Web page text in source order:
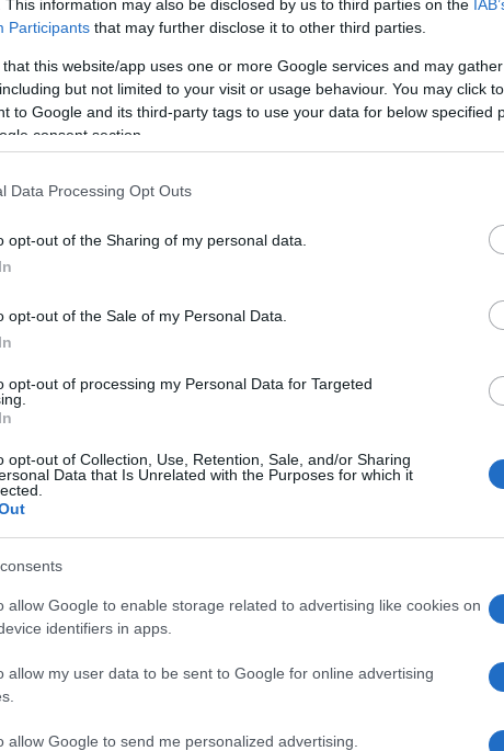
This information may also be disclosed by us to third parties on the
Participants that may further disclose it to other third parties.
that this website/app uses one or more Google services and may
but not limited to your visit or usage behaviour. You may click
to Google and its third-party tags to use your data for below specified
consent section.
Data Processing Opt Outs
opt-out of the Sharing of my personal data.
opt-out of the Sale of my Personal Data.
opt-out of processing my Personal Data for Targeted
opt-out of Collection, Use, Retention, Sale, and/or Sharing
Data that Is Unrelated with the Purposes for which it
allow Google to enable storage related to advertising like cookies on
identifiers in apps.
allow my user data to be sent to Google for online advertising
allow Google to send me personalized advertising.
sanitari, provvedendo a mettere in
nella sezioneLogindal menù del sito o
Arzachena
i tuoi video e le tue foto
+39 345 356 7512